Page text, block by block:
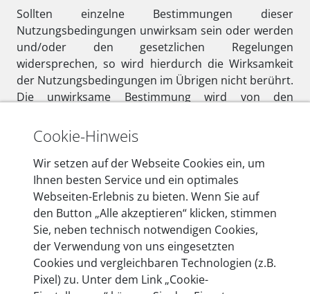
Sollten einzelne Bestimmungen dieser
Nutzungsbedingungen unwirksam sein oder werden
und/oder den gesetzlichen Regelungen
widersprechen, so wird hierdurch die Wirksamkeit
der Nutzungsbedingungen im Übrigen nicht berührt.
Die unwirksame Bestimmung wird von den
Bestimmung ersetzt, welche dem wirtschaftlichen
Zweck der unwirksamen Bestimmung in
rechtswirksamer Weise am nächsten kommt. Die
vorstehende Regelung gilt entsprechend bei
Regelungslücken.
EN
Cookie-Hinweis
Wir setzen auf der Webseite Cookies ein, um
Ihnen besten Service und ein optimales
Webseiten-Erlebnis zu bieten. Wenn Sie auf
den Button „Alle akzeptieren“ klicken, stimmen
Sie, neben technisch notwendigen Cookies,
der Verwendung von uns eingesetzten
Cookies und vergleichbaren Technologien (z.B.
Pixel) zu. Unter dem Link „Cookie-